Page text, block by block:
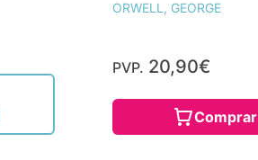
ORWELL, GEORGE
PVP. 20,90€
Comprar